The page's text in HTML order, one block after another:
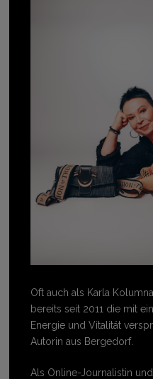
Oft auch als Karla
bereits seit 2011 die mit
Energie und Vitalität
Autorin aus Bergedorf.
Als Online-Journalistin